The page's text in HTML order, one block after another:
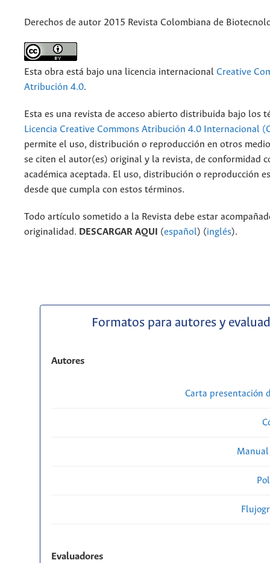
Derechos de autor 2015 Revista Colombiana de
Esta obra está bajo una licencia internacional Creative
Atribución 4.0.
Esta es una revista de acceso abierto distribuida bajo los
Licencia Creative Commons Atribución 4.0 Internacional
permite el uso, distribución o reproducción en otros
se citen el autor(es) original y la revista, de conformidad
académica aceptada. El uso, distribución o reproducción
desde que cumpla con estos términos.
Todo artículo sometido a la Revista debe estar
originalidad. DESCARGAR AQUI (español) (inglés).
Formatos para autores y
Autores
Carta presentación
Evaluadores